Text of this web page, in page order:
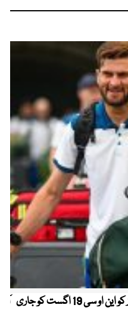
کیریبین پریمیئر لیگ ، قومی کرکٹرز کو این او سی 19 اگست کو جاری